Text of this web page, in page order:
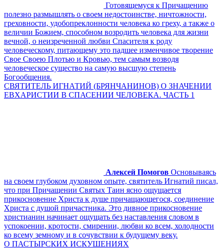
Готовящемуся к Причащению
полезно размышлять о своем недостоинстве, ничтожности,
греховности, удобопреклонности человека ко греху, а также о
величии Божием, способном возродить человека для жизни
вечной, о неизреченной любви Спасителя к роду
человеческому, питающему это падшее изменчивое творение
Свое Своею Плотью и Кровью, тем самым возводя
человеческое существо на самую высшую степень
Богообщения.
СВЯТИТЕЛЬ ИГНАТИЙ (БРЯНЧАНИНОВ) О ЗНАЧЕНИИ
ЕВХАРИСТИИ В СПАСЕНИИ ЧЕЛОВЕКА. ЧАСТЬ 1
Алексей Помогов Основываясь
на своем глубоком духовном опыте, святитель Игнатий писал,
что при Причащении Святых Таин ясно ощущается
прикосновение Христа к душе причащающегося, соединение
Христа с душой причастника. Это дивное прикосновение
христианин начинает ощущать без наставления словом в
успокоении, кротости, смирении, любви ко всем, холодности
ко всему земному и в сочувствии к будущему веку.
О ПАСТЫРСКИХ ИСКУШЕНИЯХ